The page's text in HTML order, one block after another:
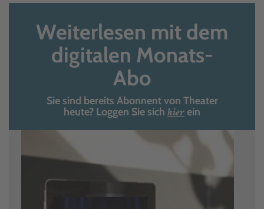
Weiterlesen mit dem
digitalen Monats-
Abo
Sie sind bereits Abonnent von Theater
heute? Loggen Sie sich hierein